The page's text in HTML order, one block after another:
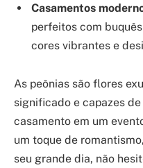
Casamentos
perfeitos com
cores vibrantes e
As peônias são flores
significado e capazes
casamento em um
um toque de
seu grande dia, não